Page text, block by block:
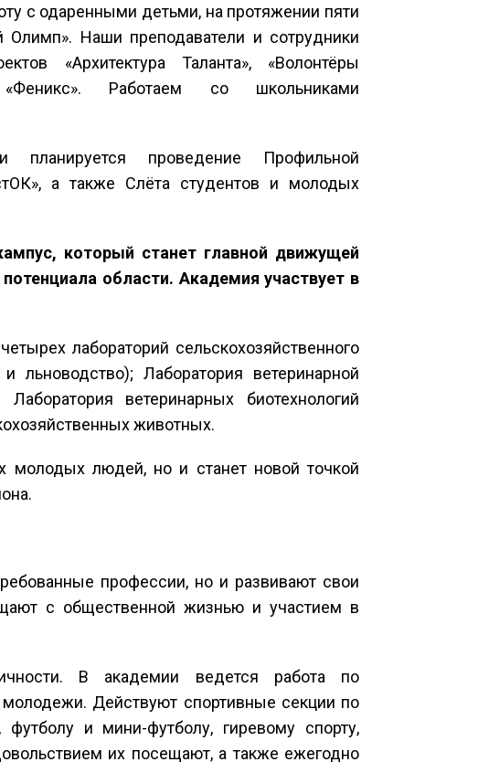
с одаренными детьми, на протяжении пяти
Олимп». Наши преподаватели и сотрудники
«Архитектура Таланта», «Волонтёры
Работаем со школьниками
проведение Профильной
а также Слёта студентов и молодых
который станет главной движущей
области. Академия участвует в
лабораторий сельскохозяйственного
льноводство); Лаборатория ветеринарной
ветеринарных биотехнологий
животных.
молодых людей, но и станет новой точкой
профессии, но и развивают свои
с общественной жизнью и участием в
В академии ведется работа по
Действуют спортивные секции по
футболу и мини-футболу, гиревому спорту,
их посещают, а также ежегодно